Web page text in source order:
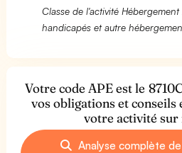
Classe de l'activité
handicapés et autre
Votre code APE est le
vos obligations et conseils
votre activité sur
Analyse complète